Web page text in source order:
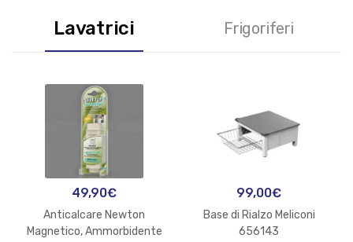
Lavatrici Frigoriferi
49,90€
Anticalcare Newton
Magnetico, Ammorbidente
99,00€
Base di Rialzo Meliconi
656143